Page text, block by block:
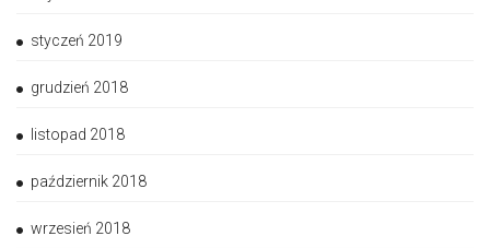
styczeń 2019
grudzień 2018
listopad 2018
październik 2018
wrzesień 2018